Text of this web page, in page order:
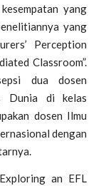
yang
yang
Perception
Classroom”.
dua dosen
Dunia di kelas
dosen Ilmu
dengan
Exploring an EFL